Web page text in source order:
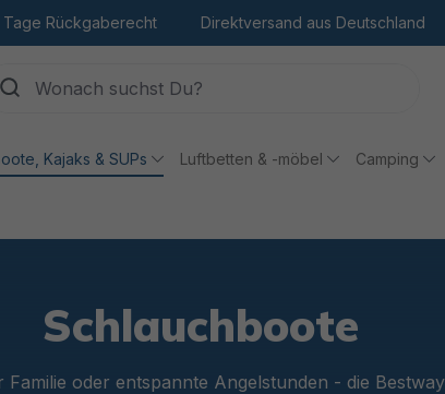
Tage Rückgaberecht Direktversand aus Deutschland
Kajaks & SUPs Luftbetten & -möbel Camping
Schlauchboote
Familie oder entspannte Angelstunden - die